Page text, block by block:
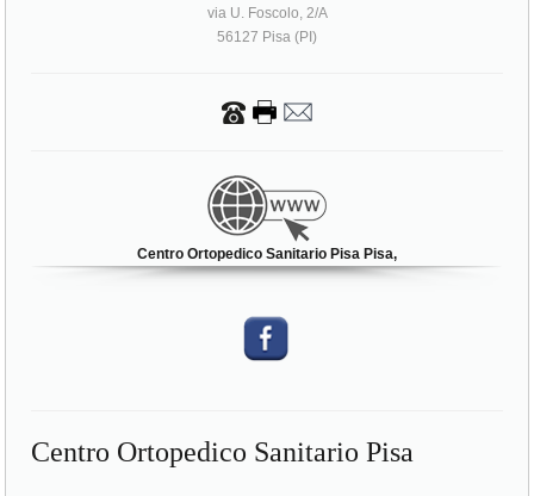
via U. Foscolo, 2/A
56127 Pisa (PI)
Centro Ortopedico Sanitario Pisa Pisa,
Centro Ortopedico Sanitario Pisa